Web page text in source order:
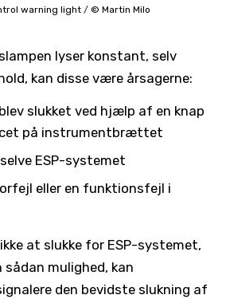
warning light / © Martin Milo
lyser konstant, selv
kan disse være årsagerne:
slukket ved hjælp af en knap
på instrumentbrættet
ESP-systemet
eller en funktionsfejl i
at slukke for ESP-systemet,
sådan mulighed, kan
den bevidste slukning af